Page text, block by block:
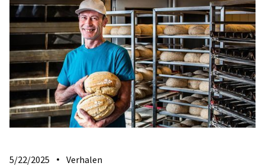
5/22/2025 Verhalen